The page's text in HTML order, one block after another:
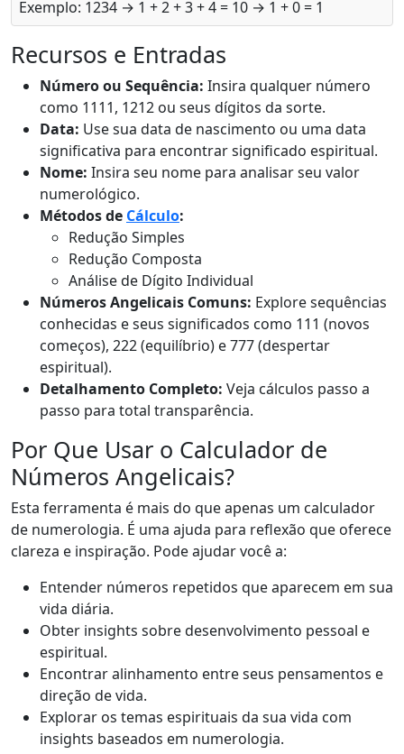
Exemplo: 1234 → 1 + 2 + 3 + 4 = 10 → 1 + 0 = 1
Recursos e Entradas
Número ou Sequência: Insira qualquer número
como 1111, 1212 ou seus dígitos da sorte.
Data: Use sua data de nascimento ou uma data
significativa para encontrar significado espiritual.
Nome: Insira seu nome para analisar seu valor
numerológico.
Métodos de Cálculo:
Redução Simples
Redução Composta
Análise de Dígito Individual
Números Angelicais Comuns: Explore sequências
conhecidas e seus significados como 111 (novos
começos), 222 (equilíbrio) e 777 (despertar
espiritual).
Detalhamento Completo: Veja cálculos passo a
passo para total transparência.
Por Que Usar o Calculador de
Números Angelicais?
Esta ferramenta é mais do que apenas um calculador
de numerologia. É uma ajuda para reflexão que oferece
clareza e inspiração. Pode ajudar você a:
Entender números repetidos que aparecem em sua
vida diária.
Obter insights sobre desenvolvimento pessoal e
espiritual.
Encontrar alinhamento entre seus pensamentos e
direção de vida.
Explorar os temas espirituais da sua vida com
insights baseados em numerologia.